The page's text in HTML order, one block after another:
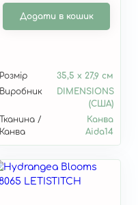
Додати в кошик
Розмір
35,5 х 27,9 см
Виробник
DIMENSIONS
(США)
Тканина /
Канва
Канва
Aida14